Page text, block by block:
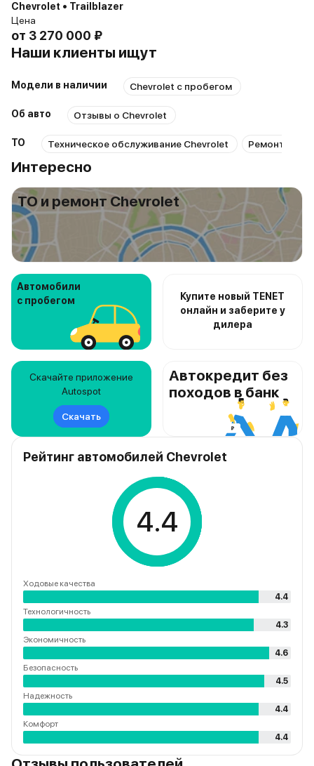
Chevrolet • Trailblazer
Цена
от 3 270 000 ₽
Наши клиенты ищут
Модели в наличии Chevrolet с пробегом
Об авто Отзывы о Chevrolet
ТО Техническое обслуживание Chevrolet Ремонт
Интересно
ТО и ремонт Chevrolet
Автомобили
с пробегом
Купите новый TENET
онлайн и заберите у
дилера
Скачайте приложение
Autospot
Скачать
Автокредит без
походов в банк
Рейтинг автомобилей Chevrolet
4.4
Ходовые качества
4.4
Технологичность
4.3
Экономичность
4.6
Безопасность
4.5
Надежность
4.4
Комфорт
4.4